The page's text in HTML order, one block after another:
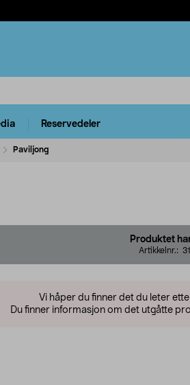
Reservedeler
Paviljong
Produktet
Artikkelnr.:
Vi håper du finner det du leter
Du finner informasjon om det utgåtte